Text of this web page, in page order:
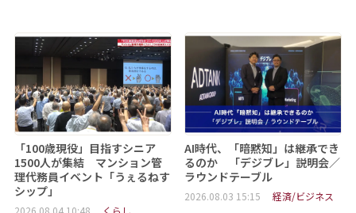
「100歳現役」目指すシニア
1500人が集結 マンション管
理代務員イベント「うぇるねす
シップ」
AI時代、「暗黙知」は継承でき
るのか 「デジブレ」説明会／
ラウンドテーブル
2026.08.03 15:15 経済/ビジネス